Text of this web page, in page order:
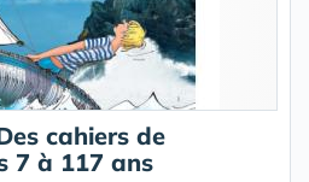
cahiers de
7 à 117 ans